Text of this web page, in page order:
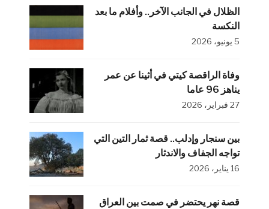
الظلال في الجانب الآخر.. وأفلام ما بعد
النكسة
5 يونيو، 2026
وفاة الراقصة كيتي في أثينا عن عمر
يناهز 96 عاما
27 فبراير، 2026
بين سنجار وإدلب.. قصة ثمار التين التي
تواجه الجفاف والاندثار
16 يناير، 2026
قصة نهر يحتضر في صمت بين العراق